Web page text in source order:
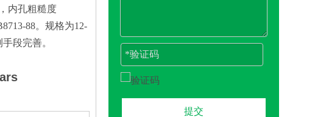
内孔粗糙度
88。规格为12-
段完善。
提交